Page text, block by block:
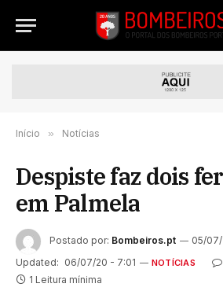
Início » Notícias
Despiste faz dois
em Palmela
Postado por: Bombeiros.pt
05/
Updated: 06/07/20 - 7:01 NOTÍCIAS
1 Leitura mínima